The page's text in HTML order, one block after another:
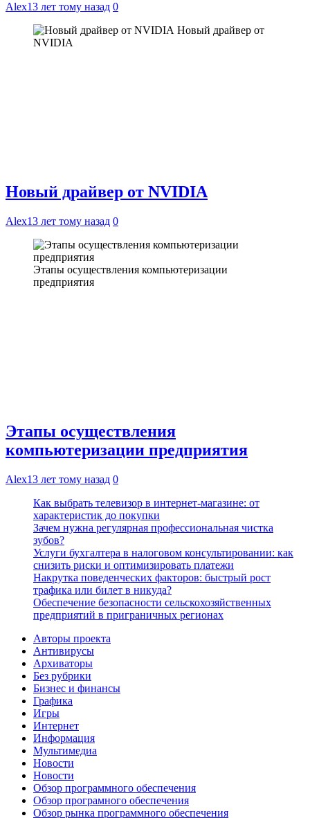
Alex13 лет тому назад 0
Новый драйвер от
NVIDIA
Новый драйвер от NVIDIA
Alex13 лет тому назад 0
Этапы осуществления компьютеризации
предприятия
Этапы осуществления
компьютеризации предприятия
Alex13 лет тому назад 0
Как выбрать телевизор в интернет-магазине: от
характеристик до покупки
Зачем нужна регулярная профессиональная чистка
зубов?
Услуги бухгалтера в налоговом консультировании: как
снизить риски и оптимизировать платежи
Накрутка поведенческих факторов: быстрый рост
трафика или билет в никуда?
Обеспечение безопасности сельскохозяйственных
предприятий в приграничных регионах
Авторы проекта
Антивирусы
Архиваторы
Без рубрики
Бизнес и финансы
Графика
Игры
Интернет
Информация
Мультимедиа
Новости
Новости
Обзор программного обеспечения
Обзор програмного обеспечения
Обзор рынка программного обеспечения